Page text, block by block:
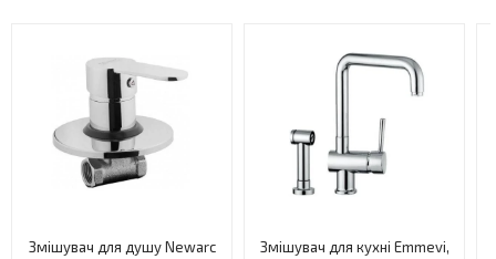
Змішувач для душу Newarc
Змішувач для кухні Emmevi,